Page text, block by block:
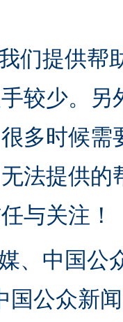
们提供帮
较少。
多时候
法提供
与关注！
、中国公
国公众新